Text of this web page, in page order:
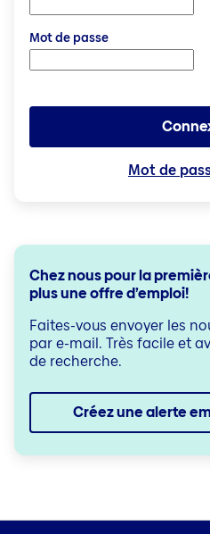
Mot de passe
Mot de
Chez nous pour la
plus une offre d’emploi!
Faites-vous envoyer les
par e-mail. Très facile et
de recherche.
Créez une alerte